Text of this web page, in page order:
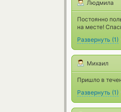
Людмила
Постоянно
на месте!
Развернуть (1)
Михаил
Пришло в
Развернуть (1)